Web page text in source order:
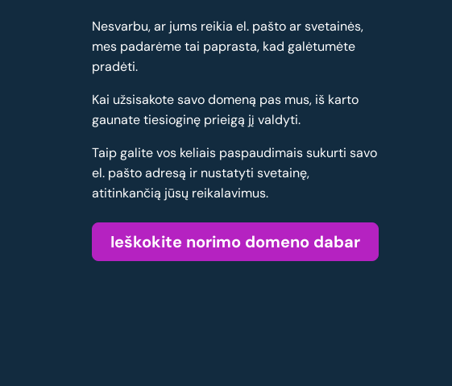
Nesvarbu, ar jums reikia el. pašto ar svetainės,
mes padarėme tai paprasta, kad galėtumėte
pradėti.
Kai užsisakote savo domeną pas mus, iš karto
gaunate tiesioginę prieigą jį valdyti.
Taip galite vos keliais paspaudimais sukurti savo
el. pašto adresą ir nustatyti svetainę,
atitinkančią jūsų reikalavimus.
Ieškokite norimo domeno dabar